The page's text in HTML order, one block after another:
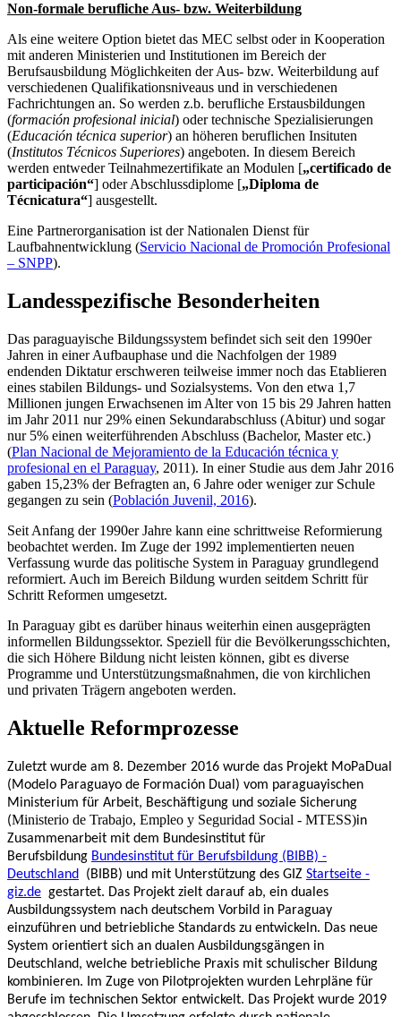
Non-formale berufliche Aus- bzw. Weiterbildung
Als eine weitere Option bietet das MEC selbst oder in Kooperation
mit anderen Ministerien und Institutionen im Bereich der
Berufsausbildung Möglichkeiten der Aus- bzw. Weiterbildung auf
verschiedenen Qualifikationsniveaus und in verschiedenen
Fachrichtungen an. So werden z.b. berufliche Erstausbildungen
(formación profesional inicial) oder technische Spezialisierungen
(Educación técnica superior) an höheren beruflichen Insituten
(Institutos Técnicos Superiores) angeboten. In diesem Bereich
werden entweder Teilnahmezertifikate an Modulen [„certificado de
participación“] oder Abschlussdiplome [„Diploma de
Técnicatura“] ausgestellt.
Eine Partnerorganisation ist der Nationalen Dienst für
Laufbahnentwicklung (Servicio Nacional de Promoción Profesional
– SNPP).
Landesspezifische Besonderheiten
Das paraguayische Bildungssystem befindet sich seit den 1990er
Jahren in einer Aufbauphase und die Nachfolgen der 1989
endenden Diktatur erschweren teilweise immer noch das Etablieren
eines stabilen Bildungs- und Sozialsystems. Von den etwa 1,7
Millionen jungen Erwachsenen im Alter von 15 bis 29 Jahren hatten
im Jahr 2011 nur 29% einen Sekundarabschluss (Abitur) und sogar
nur 5% einen weiterführenden Abschluss (Bachelor, Master etc.)
(Plan Nacional de Mejoramiento de la Educación técnica y
profesional en el Paraguay, 2011). In einer Studie aus dem Jahr 2016
gaben 15,23% der Befragten an, 6 Jahre oder weniger zur Schule
gegangen zu sein (Población Juvenil, 2016).
Seit Anfang der 1990er Jahre kann eine schrittweise Reformierung
beobachtet werden. Im Zuge der 1992 implementierten neuen
Verfassung wurde das politische System in Paraguay grundlegend
reformiert. Auch im Bereich Bildung wurden seitdem Schritt für
Schritt Reformen umgesetzt.
In Paraguay gibt es darüber hinaus weiterhin einen ausgeprägten
informellen Bildungssektor. Speziell für die Bevölkerungsschichten,
die sich Höhere Bildung nicht leisten können, gibt es diverse
Programme und Unterstützungsmaßnahmen, die von kirchlichen
und privaten Trägern angeboten werden.
Aktuelle Reformprozesse
Zuletzt wurde am 8. Dezember 2016 wurde das Projekt MoPaDual
(Modelo Paraguayo de Formación Dual) vom paraguayischen
Ministerium für Arbeit, Beschäftigung und soziale Sicherung
(Ministerio de Trabajo, Empleo y Seguridad Social - MTESS)in
Zusammenarbeit mit dem Bundesinstitut für
Berufsbildung Bundesinstitut für Berufsbildung (BIBB) -
Deutschland (BIBB) und mit Unterstützung des GIZ Startseite -
giz.de gestartet. Das Projekt zielt darauf ab, ein duales
Ausbildungssystem nach deutschem Vorbild in Paraguay
einzuführen und betriebliche Standards zu entwickeln. Das neue
System orientiert sich an dualen Ausbildungsgängen in
Deutschland, welche betriebliche Praxis mit schulischer Bildung
kombinieren. Im Zuge von Pilotprojekten wurden Lehrpläne für
Berufe im technischen Sektor entwickelt. Das Projekt wurde 2019